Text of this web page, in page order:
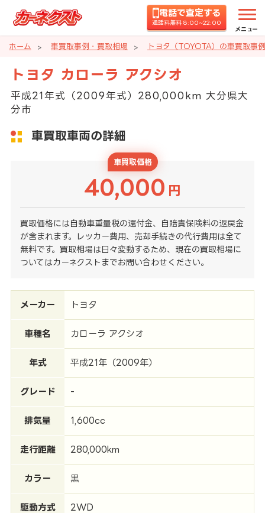
電話で査定する
通話料無料 8:00~22:00
メニュー
ホーム 車買取事例・買取相場 トヨタ（TOYOTA）の車買取事
トヨタ カローラ アクシオ
平成21年式（2009年式）280,000km 大分県大
分市
車買取車両の詳細
車買取価格
40,000 円
買取価格には自動車重量税の還付金、自賠責保険料の返戻金
が含まれます。レッカー費用、売却手続きの代行費用は全て
無料です。買取相場は日々変動するため、現在の買取相場に
ついてはカーネクストまでお問い合わせください。
メーカー トヨタ
車種名 カローラ アクシオ
年式 平成21年（2009年）
グレード -
排気量 1,600cc
走行距離 280,000km
カラー 黒
駆動方式 2WD